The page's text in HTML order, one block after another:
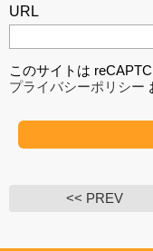
URL
このサイトは
プライバシーポリシー
<< PREV